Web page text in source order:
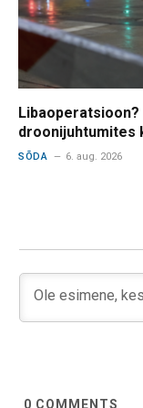
droonijuhtumites
SÕDA 6. aug. 2026
0 COMMENTS